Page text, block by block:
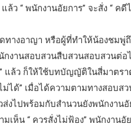
ว “ พนักงานอัยการ” จะสั่ง “ ค
ทางอาญา หรือผู้ที่ทำให้น้องชมพู่
กงานสอบสวนสืบสวนสอบสวนต่อ
แล้ว ก็ให้ใช้บทบัญญัติในสี่มาตร
ได้” เมื่อได้ความตามทางสอบส
ส่งไปพร้อมกับสำนวนยังพนักงาน
ห็น “ ควรสั่งไม่ฟ้อง” พนักงานอั